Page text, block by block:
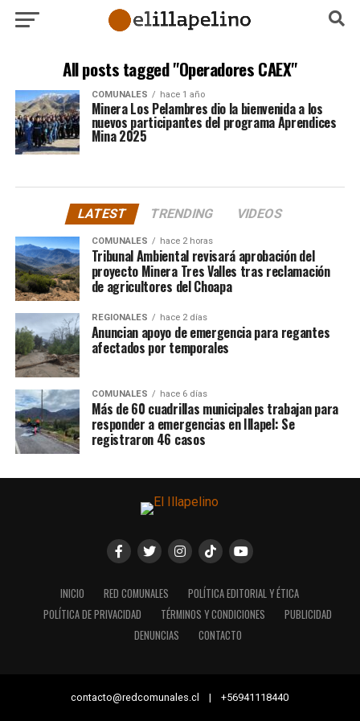
All posts tagged "Operadores CAEX"
COMUNALES hace 1 año
Minera Los Pelambres dio la bienvenida a los
nuevos participantes del programa Aprendices
Mina 2025
LATEST TRENDING VIDEOS
COMUNALES hace 2 horas
Tribunal Ambiental revisará aprobación del
proyecto Minera Tres Valles tras reclamación
de agricultores del Choapa
REGIONALES hace 2 días
Anuncian apoyo de emergencia para regantes
afectados por temporales
COMUNALES hace 6 días
Más de 60 cuadrillas municipales trabajan para
responder a emergencias en Illapel: Se
registraron 46 casos
INICIO RED COMUNALES
POLÍTICA EDITORIAL Y ÉTICA
POLÍTICA DE PRIVACIDAD
TÉRMINOS Y CONDICIONES
PUBLICIDAD
DENUNCIAS
CONTACTO
contacto@redcomunales.cl | +56941118440